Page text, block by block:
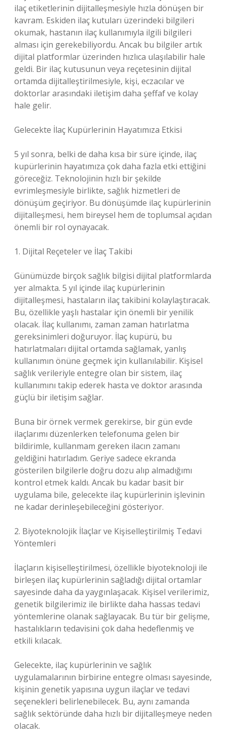
ilaç etiketlerinin dijitalleşmesiyle hızla dönüşen bir
kavram. Eskiden ilaç kutuları üzerindeki bilgileri
okumak, hastanın ilaç kullanımıyla ilgili bilgileri
alması için gerekebiliyordu. Ancak bu bilgiler artık
dijital platformlar üzerinden hızlıca ulaşılabilir hale
geldi. Bir ilaç kutusunun veya reçetesinin dijital
ortamda dijitalleştirilmesiyle, kişi, eczacılar ve
doktorlar arasındaki iletişim daha şeffaf ve kolay
hale gelir.
Gelecekte İlaç Kupürlerinin Hayatımıza Etkisi
5 yıl sonra, belki de daha kısa bir süre içinde, ilaç
kupürlerinin hayatımıza çok daha fazla etki ettiğini
göreceğiz. Teknolojinin hızlı bir şekilde
evrimleşmesiyle birlikte, sağlık hizmetleri de
dönüşüm geçiriyor. Bu dönüşümde ilaç kupürlerinin
dijitalleşmesi, hem bireysel hem de toplumsal açıdan
önemli bir rol oynayacak.
1. Dijital Reçeteler ve İlaç Takibi
Günümüzde birçok sağlık bilgisi dijital platformlarda
yer almakta. 5 yıl içinde ilaç kupürlerinin
dijitalleşmesi, hastaların ilaç takibini kolaylaştıracak.
Bu, özellikle yaşlı hastalar için önemli bir yenilik
olacak. İlaç kullanımı, zaman zaman hatırlatma
gereksinimleri doğuruyor. İlaç kupürü, bu
hatırlatmaları dijital ortamda sağlamak, yanlış
kullanımın önüne geçmek için kullanılabilir. Kişisel
sağlık verileriyle entegre olan bir sistem, ilaç
kullanımını takip ederek hasta ve doktor arasında
güçlü bir iletişim sağlar.
Buna bir örnek vermek gerekirse, bir gün evde
ilaçlarımı düzenlerken telefonuma gelen bir
bildirimle, kullanmam gereken ilacın zamanı
geldiğini hatırladım. Geriye sadece ekranda
gösterilen bilgilerle doğru dozu alıp almadığımı
kontrol etmek kaldı. Ancak bu kadar basit bir
uygulama bile, gelecekte ilaç kupürlerinin işlevinin
ne kadar derinleşebileceğini gösteriyor.
2. Biyoteknolojik İlaçlar ve Kişiselleştirilmiş Tedavi
Yöntemleri
İlaçların kişiselleştirilmesi, özellikle biyoteknoloji ile
birleşen ilaç kupürlerinin sağladığı dijital ortamlar
sayesinde daha da yaygınlaşacak. Kişisel verilerimiz,
genetik bilgilerimiz ile birlikte daha hassas tedavi
yöntemlerine olanak sağlayacak. Bu tür bir gelişme,
hastalıkların tedavisini çok daha hedeflenmiş ve
etkili kılacak.
Gelecekte, ilaç kupürlerinin ve sağlık
uygulamalarının birbirine entegre olması sayesinde,
kişinin genetik yapısına uygun ilaçlar ve tedavi
seçenekleri belirlenebilecek. Bu, aynı zamanda
sağlık sektöründe daha hızlı bir dijitalleşmeye neden
olacak.